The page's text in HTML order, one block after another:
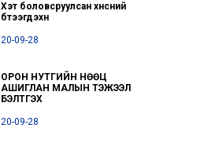
Хэт боловсруулсан хүнсний
бүтээгдэхүүн
20-09-28
ОРОН НУТГИЙН НӨӨЦ
АШИГЛАН МАЛЫН ТЭЖЭЭЛ
БЭЛТГЭХ
20-09-28